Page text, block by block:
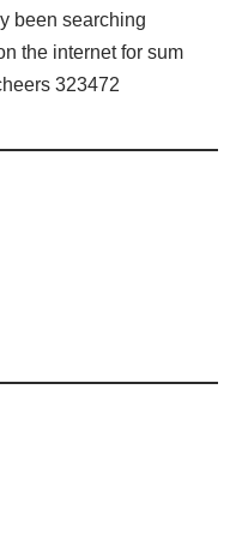
been searching
the internet for sum
323472